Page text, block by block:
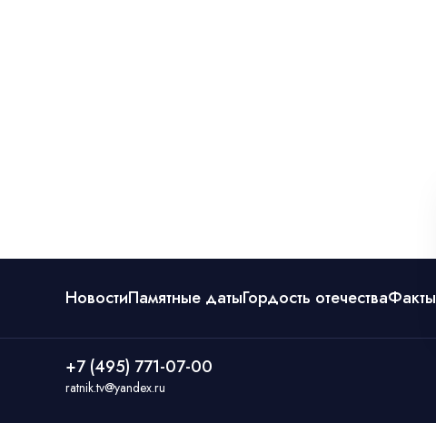
НовостиПамятные датыГордость отечестваФакты
+7 (495) 771-07-00
ratnik.tv@yandex.ru